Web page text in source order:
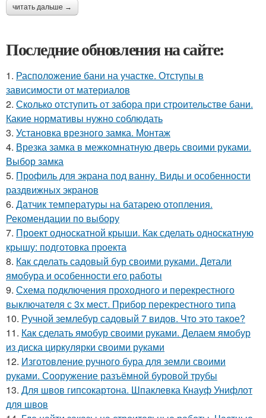
читать дальше →
Последние обновления на сайте:
1. Расположение бани на участке. Отступы в
зависимости от материалов
2. Сколько отступить от забора при строительстве бани.
Какие нормативы нужно соблюдать
3. Установка врезного замка. Монтаж
4. Врезка замка в межкомнатную дверь своими руками.
Выбор замка
5. Профиль для экрана под ванну. Виды и особенности
раздвижных экранов
6. Датчик температуры на батарею отопления.
Рекомендации по выбору
7. Проект односкатной крыши. Как сделать односкатную
крышу: подготовка проекта
8. Как сделать садовый бур своими руками. Детали
ямобура и особенности его работы
9. Схема подключения проходного и перекрестного
выключателя с 3х мест. Прибор перекрестного типа
10. Ручной землебур садовый 7 видов. Что это такое?
11. Как сделать ямобур своими руками. Делаем ямобур
из диска циркулярки своими руками
12. Изготовление ручного бура для земли своими
руками. Сооружение разъёмной буровой трубы
13. Для швов гипсокартона. Шпаклевка Кнауф Унифлот
для швов